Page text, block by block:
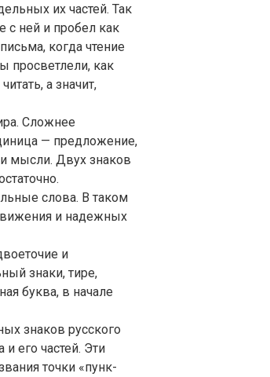
их частей. Так
с ней и пробел как
когда чтение
просветлели, как
а значит,
Сложнее
— предложение,
мысли. Двух знаков
слова. В таком
и надежных
и
знаки, тире,
буква, в начале
знаков русского
его частей. Эти
точки «пунк-